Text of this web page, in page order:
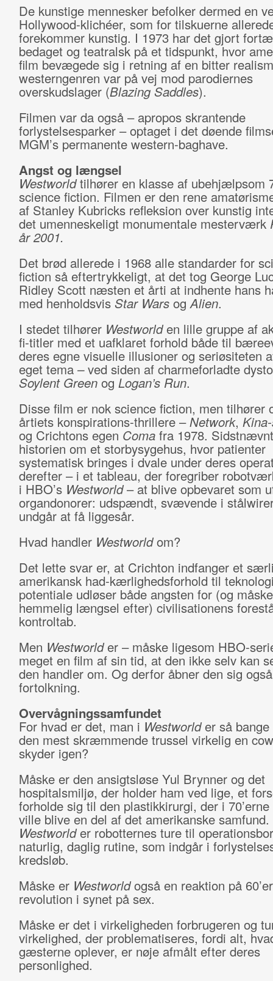
De kunstige mennesker befolker dermed en
Hollywood-klichéer, som for tilskuerne
forekommer kunstig. I 1973 har det gjort
bedaget og teatralsk på et tidspunkt, hvor
film bevægede sig i retning af en bitter
westerngenren var på vej mod parodiernes
overskudslager (Blazing Saddles).
Filmen var da også – apropos skrantende
forlystelsesparker – optaget i det døende
MGM’s permanente western-baghave.
Angst og længsel
Westworldtilhører en klasse af ubehjælpsom
science fiction. Filmen er den rene
af Stanley Kubricks refleksion over kunstig
det umenneskeligt monumentale mesterværk
år 2001.
Det brød allerede i 1968 alle standarder for
fiction så eftertrykkeligt, at det tog George
Ridley Scott næsten et årti at indhente hans
med henholdsvis Star WarsogAlien.
I stedet tilhører Westworlden lille gruppe af
fi-titler med et uafklaret forhold både til
deres egne visuelle illusioner og seriøsiteten
eget tema–ved siden af charmeforladte
Soylent Greenog Logan’s Run.
Disse film er nok science fiction, men tilhører
årtiets konspirations-thrillere –Network,
og Crichtons egen Comafra 1978.
historien om et storbysygehus, hvor patienter
systematisk bringes i dvale under deres
derefter – i et tableau, der foregriber
i HBO’s Westworld– at blive opbevaret som
organdonorer: udspændt, svævende i
undgår at få liggesår.
Hvad handler Westworldom?
Det lette svar er, at Crichton indfanger et
amerikansk had-kærlighedsforhold til
potentiale udløser både angsten for (og
hemmelig længsel efter) civilisationens
kontroltab.
Men Westworlder – måske ligesom HBO-
meget en film af sin tid, at den ikke selv kan
den handler om. Og derfor åbner den sig
fortolkning.
Overvågningssamfundet
For hvad er det, man i Westworlder så bange
den mest skræmmende trussel virkelig en
skyder igen?
Måske er den ansigtsløse Yul Brynner og det
hospitalsmiljø, der holder ham ved lige, et
forholde sig til den plastikkirurgi, der i 70’erne
ville blive en del af det amerikanske samfund.
Westworlder robotternes ture til
naturlig, daglig rutine, som indgår i
kredsløb.
Måske er Westworldogså en reaktion på
revolution i synet på sex.
Måske er det i virkeligheden forbrugeren og
virkelighed, der problematiseres, fordi alt,
gæsterne oplever, er nøje afmålt efter deres
personlighed.